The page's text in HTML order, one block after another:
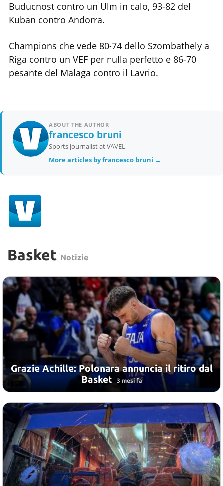
Buducnost contro un Ulm in calo, 93-82 del
Kuban contro Andorra.
Champions che vede 80-74 dello Szombathely a
Riga contro un VEF per nulla perfetto e 86-70
pesante del Malaga contro il Lavrio.
ABOUT THE AUTHOR
francesco bruni
Sports journalist at VAVEL
More articles by francesco bruni →
Basket Notizie
Grazie Achille: Polonara annuncia il ritiro dal
Basket
3 mesi fa